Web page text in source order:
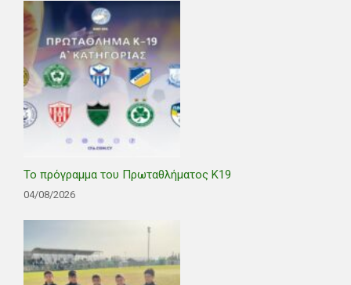
Το πρόγραμμα του Πρωταθλήματος Κ19
04/08/2026